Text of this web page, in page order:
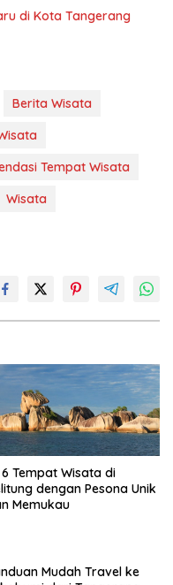
di Kota Tangerang
Berita Wisata
Tempat Wisata
Wisata
6 Tempat Wisata di
dengan Pesona Unik
Memukau
Mudah Travel ke